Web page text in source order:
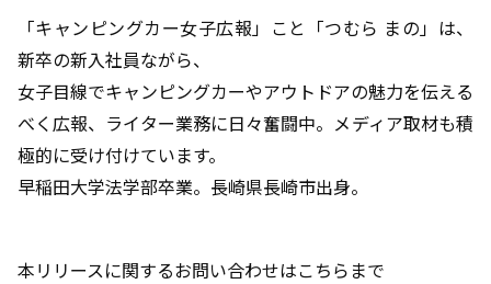
「キャンピングカー女子広報」こと「つむら まの」は、
新卒の新入社員ながら、
女子目線でキャンピングカーやアウトドアの魅力を伝える
べく広報、ライター業務に日々奮闘中。メディア取材も積
極的に受け付けています。
早稲田大学法学部卒業。長崎県長崎市出身。
本リリースに関するお問い合わせはこちらまで